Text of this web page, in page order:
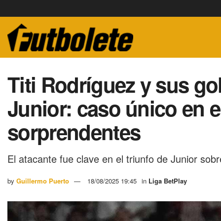
Titi Rodríguez y sus
Junior: caso único en
sorprendentes
El atacante fue clave en el triunfo de Junior
by Guillermo Puerto 18/08/2025 19:45 in Liga BetPlay